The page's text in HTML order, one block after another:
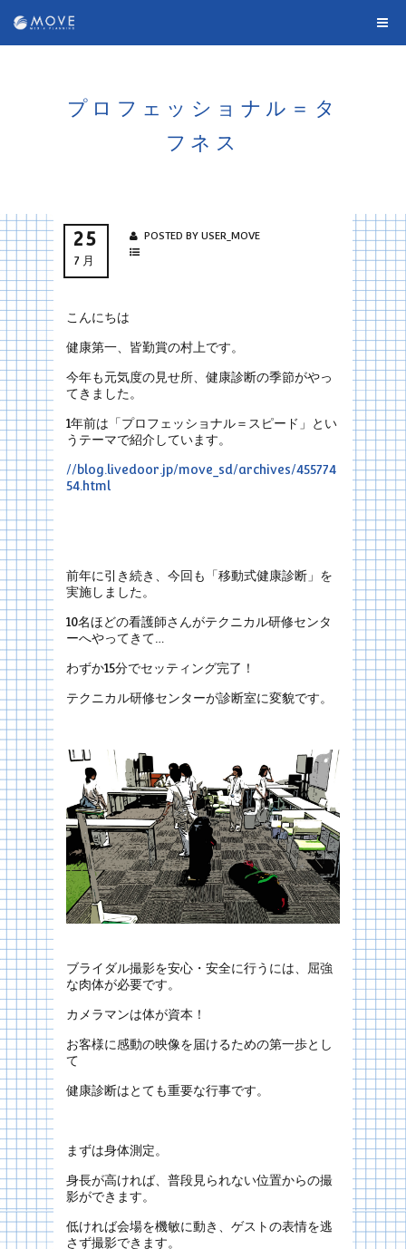
プロフェッショナル＝タ
フネス
25
7月
POSTED BY USER_MOVE
こんにちは
健康第一、皆勤賞の村上です。
今年も元気度の見せ所、健康診断の季節がやっ
てきました。
1年前は「プロフェッショナル＝スピード」とい
うテーマで紹介しています。
//blog.livedoor.jp/move_sd/archives/455774
54.html
前年に引き続き、今回も「移動式健康診断」を
実施しました。
10名ほどの看護師さんがテクニカル研修センタ
ーへやってきて…
わずか15分でセッティング完了！
テクニカル研修センターが診断室に変貌です。
ブライダル撮影を安心・安全に行うには、屈強
な肉体が必要です。
カメラマンは体が資本！
お客様に感動の映像を届けるための第一歩とし
て
健康診断はとても重要な行事です。
まずは身体測定。
身長が高ければ、普段見られない位置からの撮
影ができます。
低ければ会場を機敏に動き、ゲストの表情を逃
さず撮影できます。